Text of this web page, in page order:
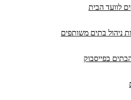
לוועד הבית
ניהול בתים משותפים
בפייסבוק